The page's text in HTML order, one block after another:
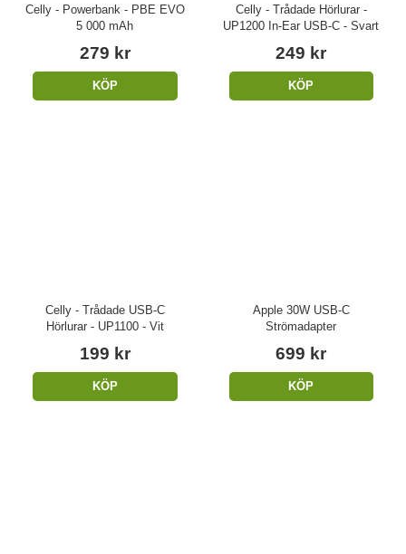
Celly - Powerbank - PBE EVO
5 000 mAh
279 kr
KÖP
Celly - Trådade Hörlurar -
UP1200 In-Ear USB-C - Svart
249 kr
KÖP
Celly - Trådade USB-C
Hörlurar - UP1100 - Vit
199 kr
KÖP
Apple 30W USB-C
Strömadapter
699 kr
KÖP